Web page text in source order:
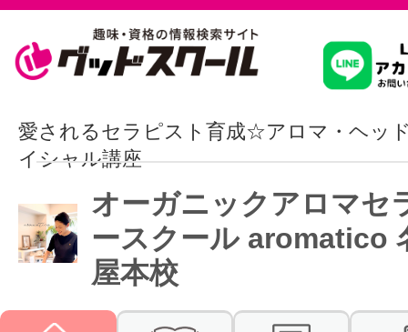
習いたいこ
スクールを
愛されるセラピスト育成☆アロマ・ヘッ
イシャル講座
オーガニックアロマセ
ースクール aromatico
屋本校